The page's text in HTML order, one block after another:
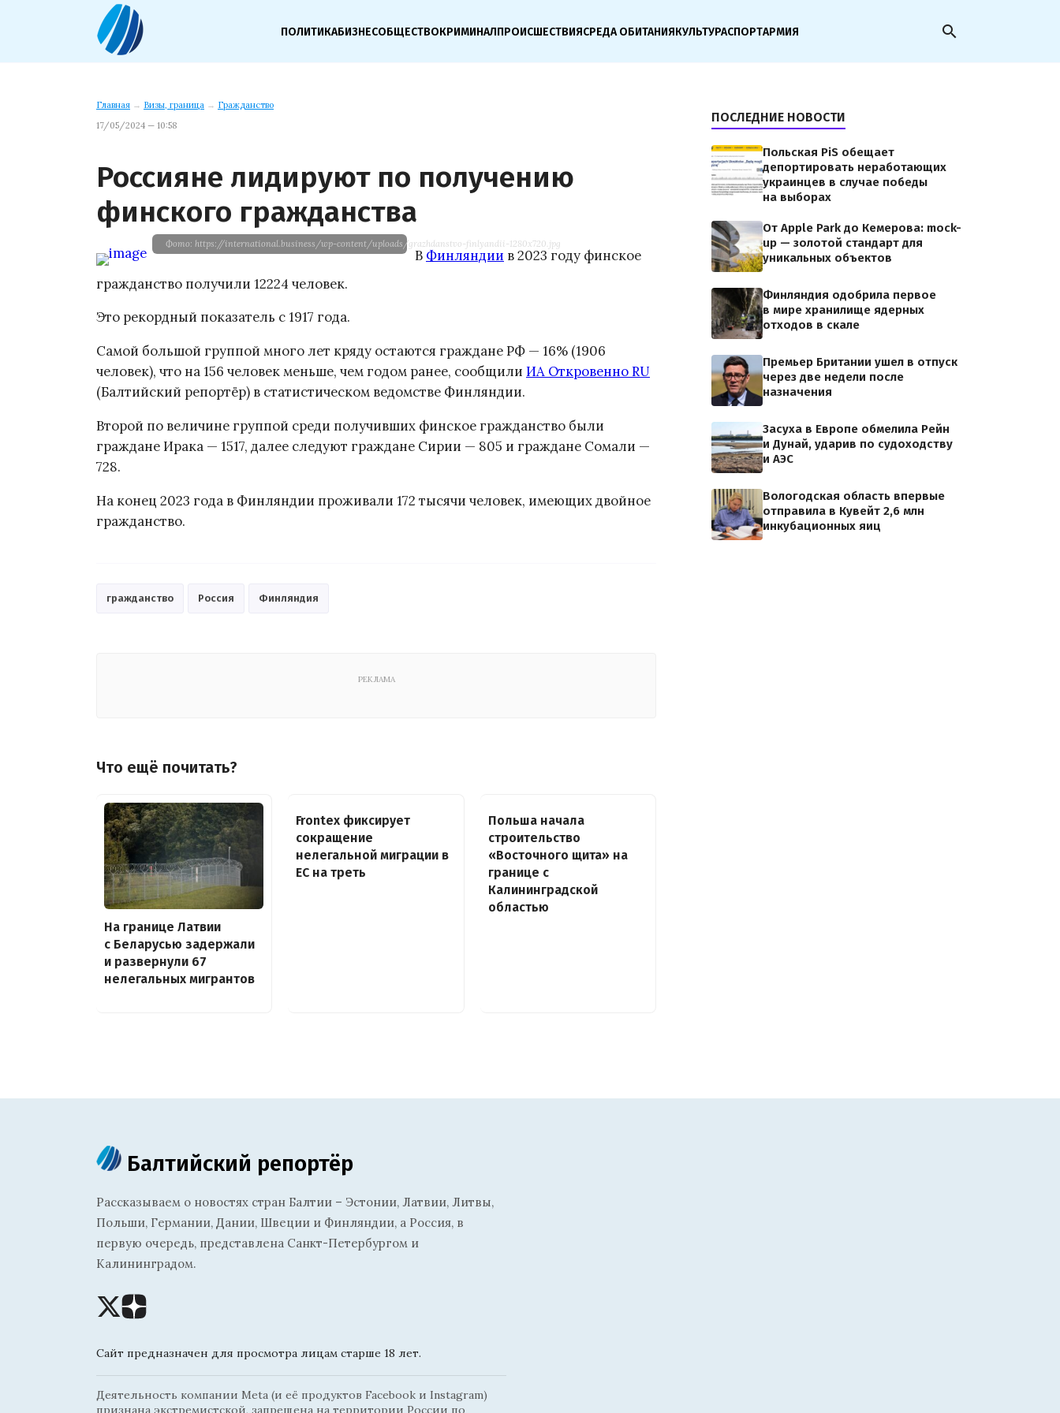
ПОЛИТИКАБИЗНЕСОБЩЕСТВОКРИМИНАЛПРОИСШЕСТВИЯСРЕДА ОБИТАНИЯКУЛЬТУРАСПОРТАРМИЯ search
Главная → Визы, граница → Гражданство
17/05/2024 — 10:58
Россияне лидируют по получению
финского гражданства
Фото: https://international.business/wp-content/uploads/grazhdanstvo-finlyandii-1280x720.jpg
В Финляндии в 2023 году финское
гражданство получили 12224 человек.
Это рекордный показатель с 1917 года.
Самой большой группой много лет кряду остаются граждане РФ — 16% (1906
человек), что на 156 человек меньше, чем годом ранее, сообщили ИА Откровенно RU
(Балтийский репортёр) в статистическом ведомстве Финляндии.
Второй по величине группой среди получивших финское гражданство были
граждане Ирака — 1517, далее следуют граждане Сирии — 805 и граждане Сомали —
728.
На конец 2023 года в Финляндии проживали 172 тысячи человек, имеющих двойное
гражданство.
гражданство Россия Финляндия
РЕКЛАМА
Что ещё почитать?
На границе Латвии
с Беларусью задержали
и развернули 67
нелегальных мигрантов
Frontex фиксирует
сокращение
нелегальной миграции в
ЕС на треть
Польша начала
строительство
«Восточного щита» на
границе с
Калининградской
областью
ПОСЛЕДНИЕ НОВОСТИ
Польская PiS обещает
депортировать неработающих
украинцев в случае победы
на выборах
От Apple Park до Кемерова: mock-
up — золотой стандарт для
уникальных объектов
Финляндия одобрила первое
в мире хранилище ядерных
отходов в скале
Премьер Британии ушел в отпуск
через две недели после
назначения
Засуха в Европе обмелила Рейн
и Дунай, ударив по судоходству
и АЭС
Вологодская область впервые
отправила в Кувейт 2,6 млн
инкубационных яиц
Балтийский репортёр
Рассказываем о новостях стран Балтии – Эстонии, Латвии, Литвы,
Польши, Германии, Дании, Швеции и Финляндии, а Россия, в
первую очередь, представлена Санкт-Петербургом и
Калининградом.
Сайт предназначен для просмотра лицам старше 18 лет.
Деятельность компании Meta (и её продуктов Facebook и Instagram)
признана экстремистской, запрещена на территории России по